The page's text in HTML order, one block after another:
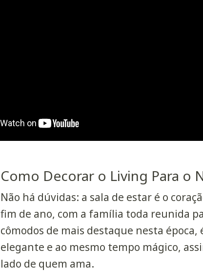
Como Decorar o Living Para o
Não há dúvidas: a sala de estar é o
fim de ano, com a família toda reunida
cômodos de mais destaque nesta
elegante e ao mesmo tempo mágico,
lado de quem ama.